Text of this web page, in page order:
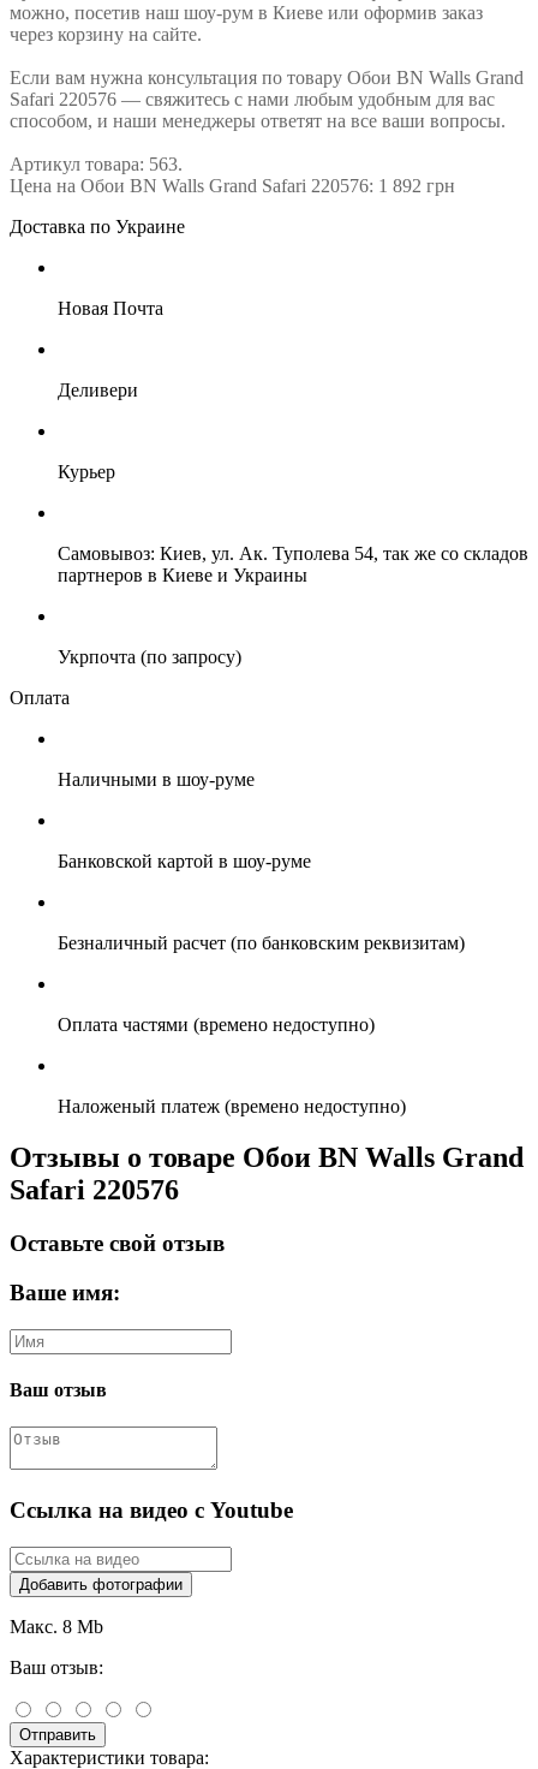
можно, посетив наш шоу-рум в Киеве или оформив заказ
через корзину на сайте.
Если вам нужна консультация по товару Обои BN Walls Grand
Safari 220576 — свяжитесь с нами любым удобным для вас
способом, и наши менеджеры ответят на все ваши вопросы.
Артикул товара: 563.
Цена на Обои BN Walls Grand Safari 220576: 1 892 грн
Доставка по Украине
Новая Почта
Деливери
Курьер
Самовывоз: Киев, ул. Ак. Туполева 54, так же со складов
партнеров в Киеве и Украины
Укрпочта (по запросу)
Оплата
Наличными в шоу-руме
Банковской картой в шоу-руме
Безналичный расчет (по банковским реквизитам)
Оплата частями (времено недоступно)
Наложеный платеж (времено недоступно)
Отзывы о товаре Обои BN Walls Grand
Safari 220576
Оставьте свой отзыв
Ваше имя:
Ваш отзыв
Ссылка на видео с Youtube
Добавить фотографии
Макс. 8 Mb
Ваш отзыв:
Отправить
Характеристики товара: